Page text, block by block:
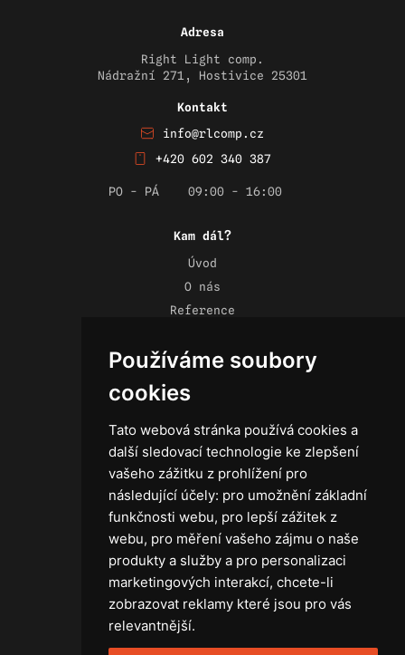
Používáme soubory
cookies
Tato webová stránka používá cookies a
další sledovací technologie ke zlepšení
vašeho zážitku z prohlížení pro
následující účely: pro umožnění základní
funkčnosti webu, pro lepší zážitek z
webu, pro měření vašeho zájmu o naše
produkty a služby a pro personalizaci
marketingových interakcí, chcete-li
zobrazovat reklamy které jsou pro vás
relevantnější.
Adresa
Right Light comp.
Nádražní 271, Hostivice 25301
Kontakt
info@rlcomp.cz
+420 602 340 387
PO - PÁ 09:00 - 16:00
Kam dál?
Úvod
O nás
Reference
Kontakt
Obchodní podmínky
Zásady ochrany osobních údajů
Technika
Světla
Příslušenství ke světlům
Osvětlovací technika GRIP
Baterie
Stativy